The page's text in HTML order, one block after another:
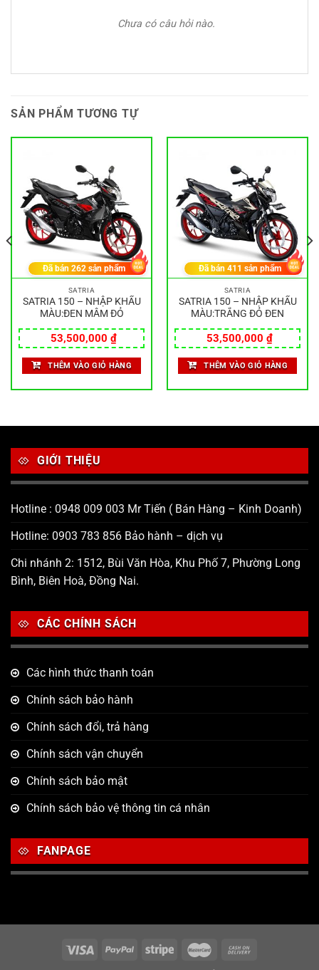
Chưa có câu hỏi nào.
SẢN PHẨM TƯƠNG TỰ
SATRIA
SATRIA 150 – NHẬP KHẨU
MÀU:ĐEN MÂM ĐỎ
53,500,000 ₫
Đã bán262 sản phẩm
THÊM VÀO GIỎ HÀNG
SATRIA
SATRIA 150 – NHẬP KHẨU
MÀU:TRẮNG ĐỎ ĐEN
53,500,000 ₫
Đã bán411 sản phẩm
THÊM VÀO GIỎ HÀNG
GIỚI THIỆU
Hotline : 0948 009 003 Mr Tiến ( Bán Hàng – Kinh Doanh)
Hotline: 0903 783 856 Bảo hành – dịch vụ
Chi nhánh 2: 1512, Bùi Văn Hòa, Khu Phố 7, Phường Long
Bình, Biên Hoà, Đồng Nai.
CÁC CHÍNH SÁCH
Các hình thức thanh toán
Chính sách bảo hành
Chính sách đổi, trả hàng
Chính sách vận chuyển
Chính sách bảo mật
Chính sách bảo vệ thông tin cá nhân
FANPAGE